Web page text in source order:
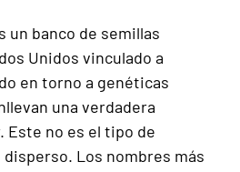
un banco de semillas
Unidos vinculado a
en torno a genéticas
una verdadera
Este no es el tipo de
Los nombres más